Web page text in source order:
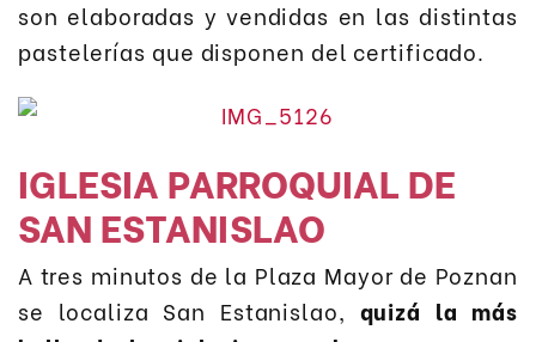
son elaboradas y vendidas en las distintas
pastelerías que disponen del certificado.
IGLESIA PARROQUIAL DE
SAN ESTANISLAO
A tres minutos de la Plaza Mayor de Poznan
se localiza San Estanislao, quizá la más